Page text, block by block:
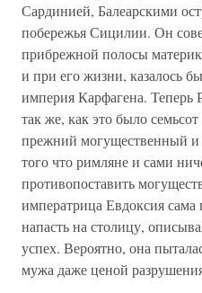
Сардинией, Балеарскими
побережья Сицилии. Он
прибрежной полосы
и при его жизни, казалось
империя Карфагена. Теперь
так же, как это было
прежний могущественный
того что римляне и сами
противопоставить
императрица Евдоксия сама
напасть на столицу,
успех. Вероятно, она
мужа даже ценой